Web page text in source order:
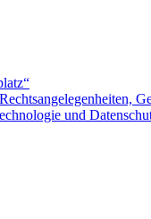
und